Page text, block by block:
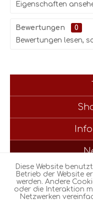
Eigenschaften
Bewertungen
0
Bewertungen lesen,
* Alle Preise inkl. gesetzl.
ggf.
Diese Website
Betrieb der Website
werden. Andere
oder die Interaktion
Netzwerken